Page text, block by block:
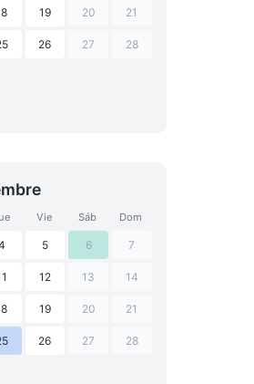
19 20 21
26 27 28
Vie Sáb Dom
5 6 7
12 13 14
19 20 21
26 27 28